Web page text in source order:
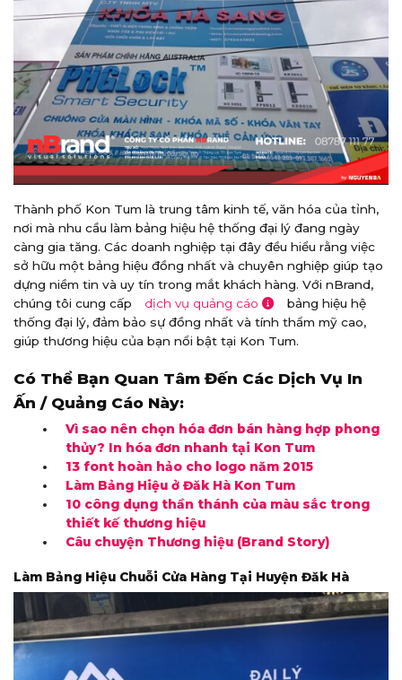
Thành phố Kon Tum là trung tâm kinh tế, văn hóa của tỉnh,
nơi mà nhu cầu làm bảng hiệu hệ thống đại lý đang ngày
càng gia tăng. Các doanh nghiệp tại đây đều hiểu rằng việc
sở hữu một bảng hiệu đồng nhất và chuyên nghiệp giúp tạo
dựng niềm tin và uy tín trong mắt khách hàng. Với nBrand,
chúng tôi cung cấp
dịch vụ quảng cáo
bảng hiệu hệ
thống đại lý, đảm bảo sự đồng nhất và tính thẩm mỹ cao,
giúp thương hiệu của bạn nổi bật tại Kon Tum.
Có Thể Bạn Quan Tâm Đến Các Dịch Vụ In
Ấn / Quảng Cáo Này:
Vì sao nên chọn hóa đơn bán hàng hợp phong
thủy? In hóa đơn nhanh tại Kon Tum
13 font hoàn hảo cho logo năm 2015
Làm Bảng Hiệu ở Đăk Hà Kon Tum
10 công dụng thần thánh của màu sắc trong
thiết kế thương hiệu
Câu chuyện Thương hiệu (Brand Story)
Làm Bảng Hiệu Chuỗi Cửa Hàng Tại Huyện Đăk Hà